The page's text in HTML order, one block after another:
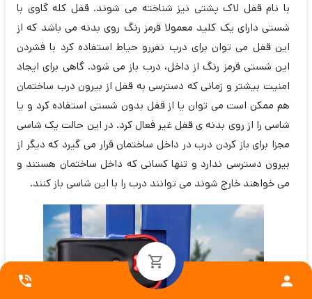
با نام قفل لاک پشتی نیز شناخته می شوند. قفل کله گاوی با
شستی دارای یک کلید معمولا قرمز رنگ روی بدنه می باشد که از
این قفل می توان برای درب نفررو حیاط استفاده کرد با فشردن
این شستی قرمز رنگ از داخل، درب باز می شود. گاهی برای ایجاد
امنیت بیشتر و زمانی که دسترسی به قفل از بیرون درب ساختمان
هم ممکن است می توان یا از قفل بدون شستی استفاده کرد و یا
شاسی را از روی بدنه ی قفل غیر فعال کرد. در این حالت یک شاسی
مجزا برای باز کردن درب در داخل ساختمان قرار می گیرد که دیگر از
بیرون دسترسی ندارد و تنها کسانی که داخل ساختمان هستند و
می خواهند خارج شوند می توانند درب را با این شاسی باز کنند.